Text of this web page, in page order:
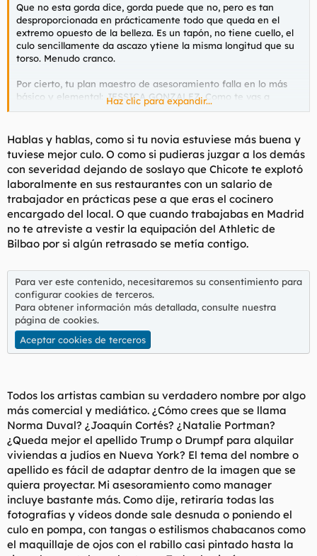
e
m
a
Que no esta gorda dice, gorda puede que no, pero es tan
desproporcionada en prácticamente todo que queda en el
extremo opuesto de la belleza. Es un tapón, no tiene cuello, el
culo sencillamente da ascazo ytiene la misma longitud que su
torso. Menudo cranco.
Por cierto, tu plan maestro de asesoramiento falla en lo más
básico y elemental: JESSICA GONZALEZ. Como te vas a
vender con ese puto nombre de mierda.
Haz clic para expandir...
Hablas y hablas, como si tu novia estuviese más buena y
tuviese mejor culo. O como si pudieras juzgar a los demás
con severidad dejando de soslayo que Chicote te explotó
laboralmente en sus restaurantes con un salario de
trabajador en prácticas pese a que eras el cocinero
encargado del local. O que cuando trabajabas en Madrid
no te atreviste a vestir la equipación del Athletic de
Bilbao por si algún retrasado se metía contigo.
Para ver este contenido, necesitaremos su consentimiento para
configurar cookies de terceros.
Para obtener información más detallada, consulte nuestra
página de cookies.
Aceptar cookies de terceros
Todos los artistas cambian su verdadero nombre por algo
más comercial y mediático. ¿Cómo crees que se llama
Norma Duval? ¿Joaquín Cortés? ¿Natalie Portman?
¿Queda mejor el apellido Trump o Drumpf para alquilar
viviendas a judíos en Nueva York? El tema del nombre o
apellido es fácil de adaptar dentro de la imagen que se
quiera proyectar. Mi asesoramiento como manager
incluye bastante más. Como dije, retiraría todas las
fotografías y vídeos donde sale desnuda o poniendo el
culo en pompa, con tangas o estilismos chabacanos como
el maquillaje de ojos con el rabillo casi pintado hasta la